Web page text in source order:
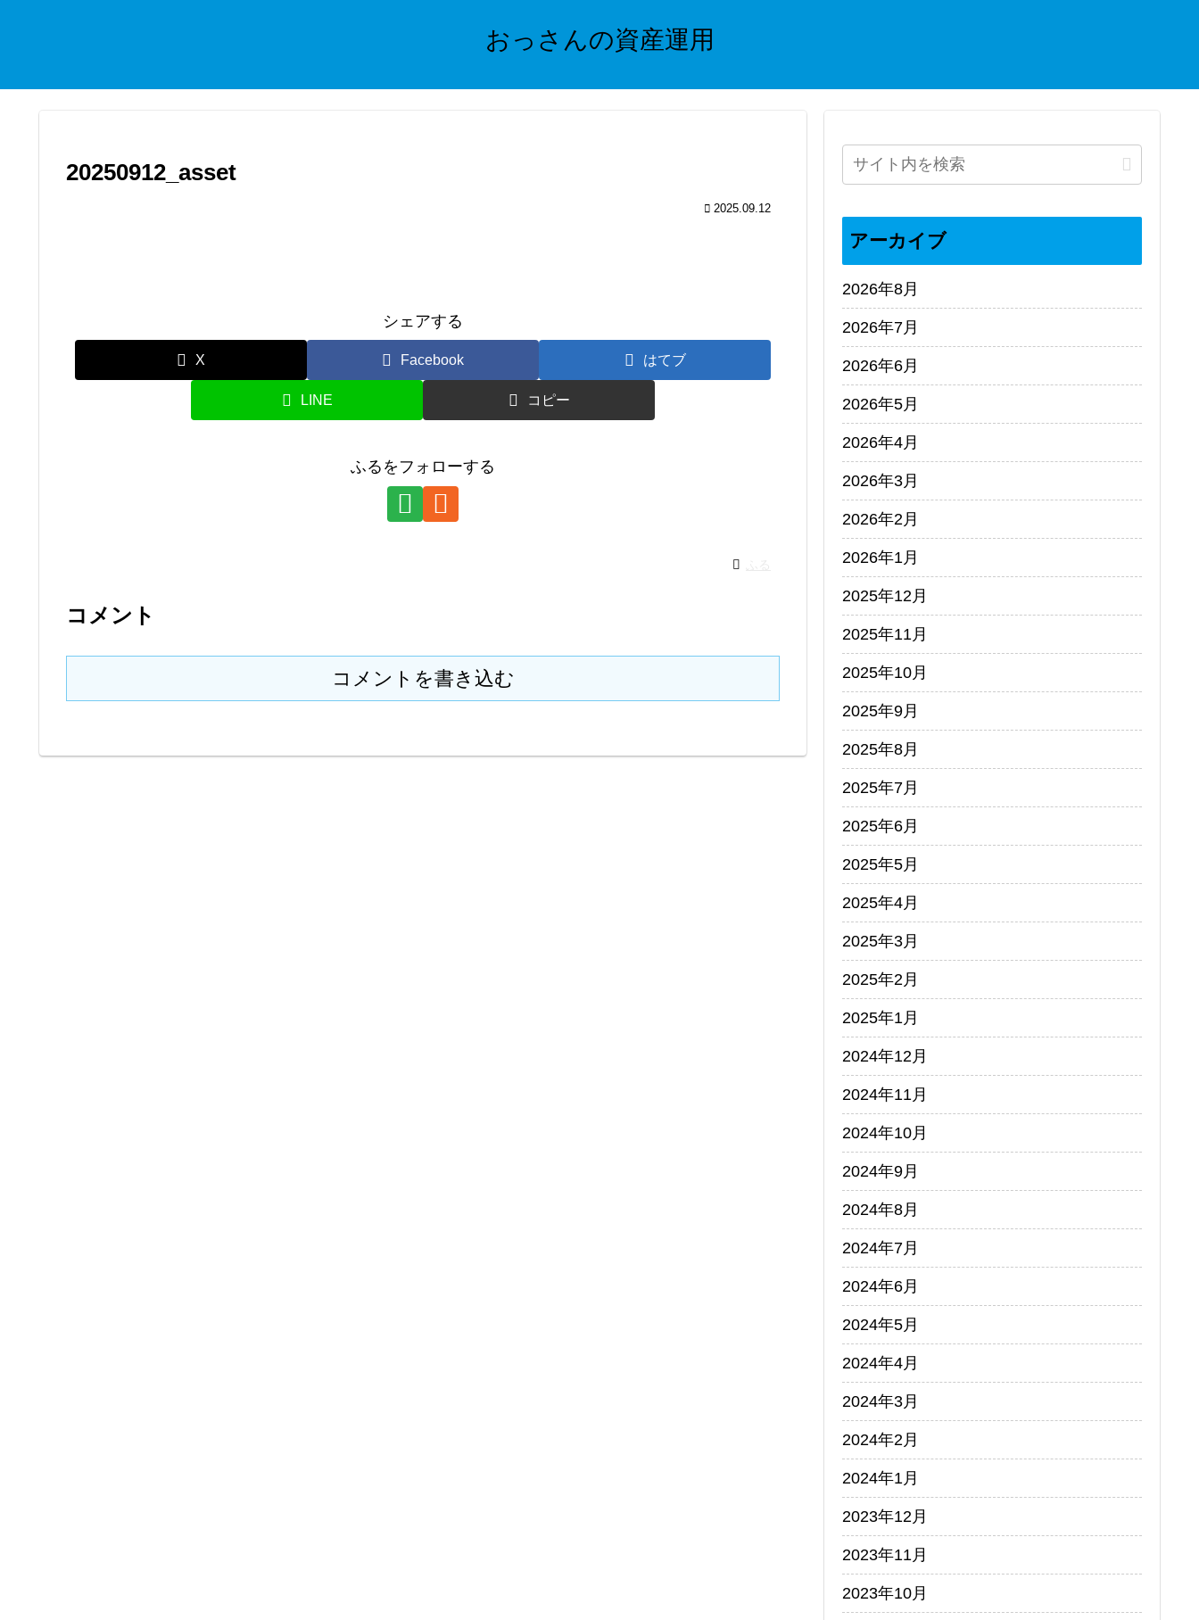
おっさんの資産運用
20250912_asset
2025.09.12
シェアする
X Facebook はてブ
LINE コピー
ふるをフォローする
コメント
コメントを書き込む
アーカイブ
2026年8月
2026年7月
2026年6月
2026年5月
2026年4月
2026年3月
2026年2月
2026年1月
2025年12月
2025年11月
2025年10月
2025年9月
2025年8月
2025年7月
2025年6月
2025年5月
2025年4月
2025年3月
2025年2月
2025年1月
2024年12月
2024年11月
2024年10月
2024年9月
2024年8月
2024年7月
2024年6月
2024年5月
2024年4月
2024年3月
2024年2月
2024年1月
2023年12月
2023年11月
2023年10月